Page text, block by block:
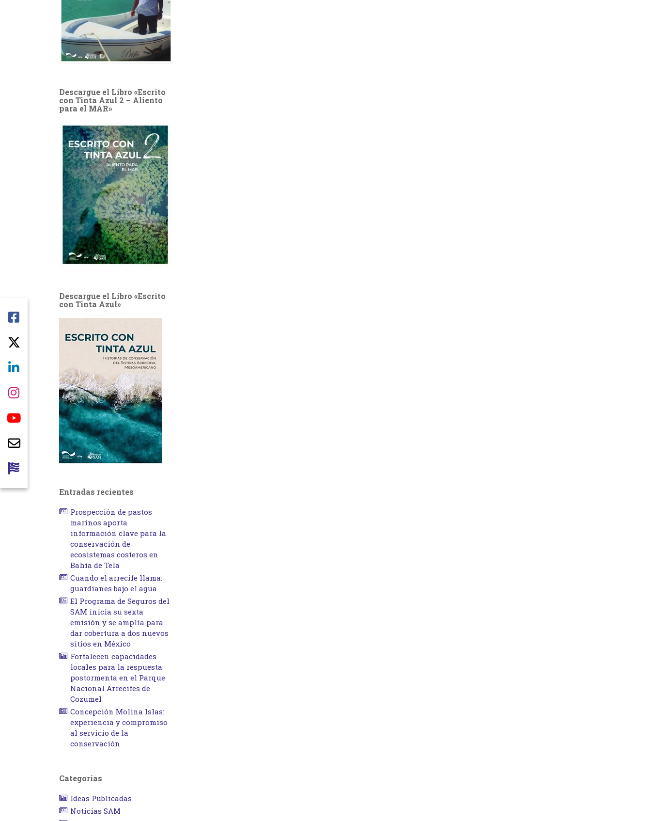
Descargue el Libro «Escrito
con Tinta Azul 2 – Aliento
para el MAR»
Descargue el Libro «Escrito
con Tinta Azul»
Entradas recientes
Prospección de pastos
marinos aporta
información clave para la
conservación de
ecosistemas costeros en
Bahía de Tela
Cuando el arrecife llama:
guardianes bajo el agua
El Programa de Seguros del
SAM inicia su sexta
emisión y se amplía para
dar cobertura a dos nuevos
sitios en México
Fortalecen capacidades
locales para la respuesta
postormenta en el Parque
Nacional Arrecifes de
Cozumel
Concepción Molina Islas:
experiencia y compromiso
al servicio de la
conservación
Categorías
Ideas Publicadas
Noticias SAM